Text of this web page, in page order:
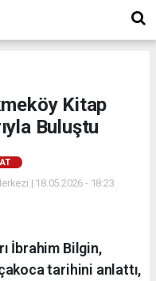
Kitap
Buluştu
| 18.05.2026 - 18:23
İbrahim Bilgin,
tarihini anlattı,